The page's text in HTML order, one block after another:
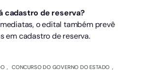
cadastro de reserva?
o edital também prevê
em cadastro de reserva.
, CONCURSO DO GOVERNO DO ESTADO ,